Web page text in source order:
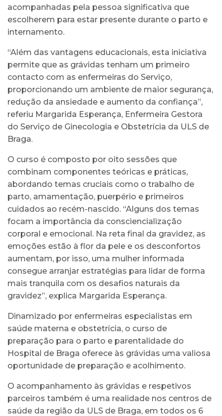
acompanhadas pela pessoa significativa que
escolherem para estar presente durante o parto e
internamento.
“Além das vantagens educacionais, esta iniciativa
permite que as grávidas tenham um primeiro
contacto com as enfermeiras do Serviço,
proporcionando um ambiente de maior segurança,
redução da ansiedade e aumento da confiança”,
referiu Margarida Esperança, Enfermeira Gestora
do Serviço de Ginecologia e Obstetrícia da ULS de
Braga.
O curso é composto por oito sessões que
combinam componentes teóricas e práticas,
abordando temas cruciais como o trabalho de
parto, amamentação, puerpério e primeiros
cuidados ao recém-nascido. “Alguns dos temas
focam a importância da consciencialização
corporal e emocional. Na reta final da gravidez, as
emoções estão à flor da pele e os desconfortos
aumentam, por isso, uma mulher informada
consegue arranjar estratégias para lidar de forma
mais tranquila com os desafios naturais da
gravidez”, explica Margarida Esperança.
Dinamizado por enfermeiras especialistas em
saúde materna e obstetrícia, o curso de
preparação para o parto e parentalidade do
Hospital de Braga oferece às grávidas uma valiosa
oportunidade de preparação e acolhimento.
O acompanhamento às grávidas e respetivos
parceiros também é uma realidade nos centros de
saúde da região da ULS de Braga, em todos os 6